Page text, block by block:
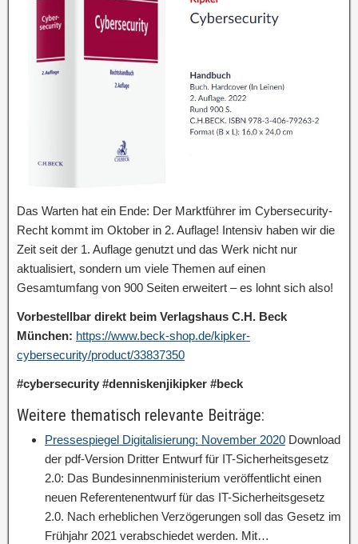
Das Warten hat ein Ende: Der Marktführer im Cybersecurity-
Recht kommt im Oktober in 2. Auflage! Intensiv haben wir die
Zeit seit der 1. Auflage genutzt und das Werk nicht nur
aktualisiert, sondern um viele Themen auf einen
Gesamtumfang von 900 Seiten erweitert – es lohnt sich also!
Vorbestellbar direkt beim Verlagshaus C.H. Beck
München: https://www.beck-shop.de/kipker-
cybersecurity/product/33837350
#cybersecurity #denniskenjikipker #beck
Weitere thematisch relevante Beiträge:
Pressespiegel Digitalisierung: November 2020 Download
der pdf-Version Dritter Entwurf für IT-Sicherheitsgesetz
2.0: Das Bundesinnenministerium veröffentlicht einen
neuen Referentenentwurf für das IT-Sicherheitsgesetz
2.0. Nach erheblichen Verzögerungen soll das Gesetz im
Frühjahr 2021 verabschiedet werden. Mit…